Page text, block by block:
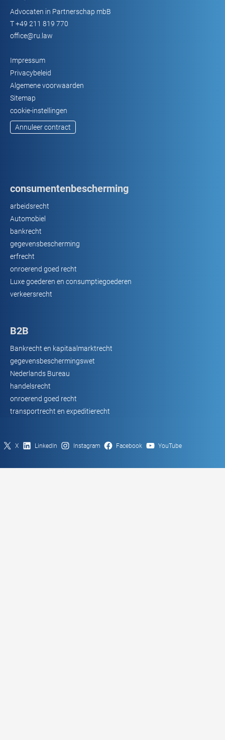
Advocaten in Partnerschap mbB
T+49 211 819 770
office@ru.law
Impressum
Privacybeleid
Algemene voorwaarden
Sitemap
cookie-instellingen
Annuleer contract
consumentenbescherming
arbeidsrecht
Automobiel
bankrecht
gegevensbescherming
erfrecht
onroerend goed recht
Luxe goederen en consumptiegoederen
verkeersrecht
B2B
Bankrecht en kapitaalmarktrecht
gegevensbeschermingswet
Nederlands Bureau
handelsrecht
onroerend goed recht
transportrecht en expeditierecht
X LinkedIn Instagram Facebook YouTube